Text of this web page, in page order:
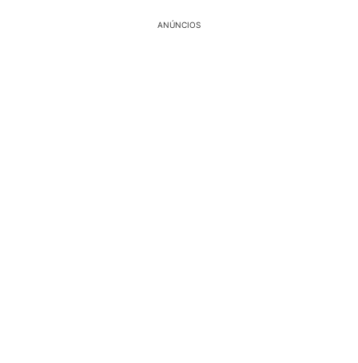
ANÚNCIOS